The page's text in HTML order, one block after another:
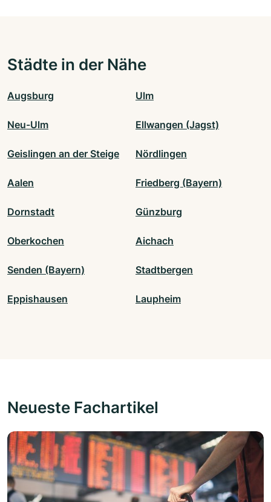
Städte in der Nähe
Augsburg Ulm
Neu-Ulm Ellwangen (Jagst)
Geislingen an der Steige Nördlingen
Aalen Friedberg (Bayern)
Dornstadt Günzburg
Oberkochen Aichach
Senden (Bayern) Stadtbergen
Eppishausen Laupheim
Neueste Fachartikel